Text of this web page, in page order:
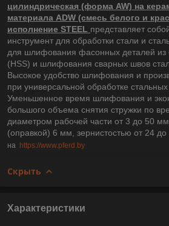
цилиндрическая (форма AW) на
материала ADW (смесь белого и
исполнение STEEL представляет
инструмент для обработки стали и
для шлифования фасонных деталей из
(HSS) и шлифования сварных швов
Высокое удобство шлифования и
при универсальной обработке
Уменьшенное время шлифования и
большого объема снятия стружки по
диаметром рабочей части от 3 до 50
(оправкой) 6 мм, зернистостью от 24 до
на https://www.pferd.by
Скрыть
Характеристики